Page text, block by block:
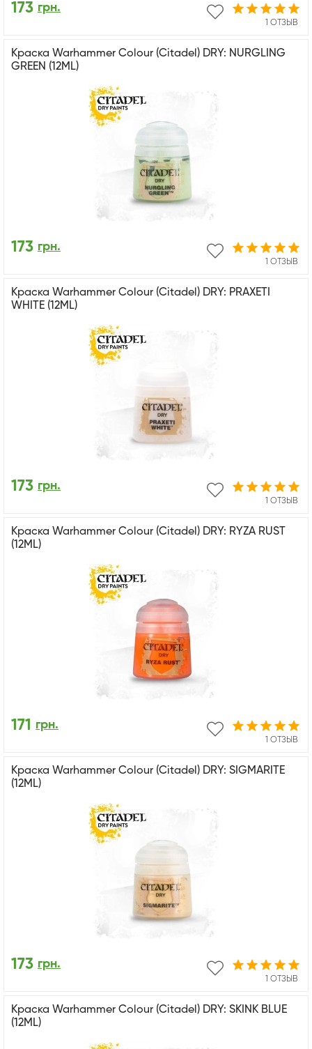
1 ОТЗЫВ
173 грн.
Краска Warhammer Colour (Citadel) DRY: NURGLING
GREEN (12ML)
1 ОТЗЫВ
173 грн.
Краска Warhammer Colour (Citadel) DRY: PRAXETI
WHITE (12ML)
1 ОТЗЫВ
173 грн.
Краска Warhammer Colour (Citadel) DRY: RYZA RUST
(12ML)
1 ОТЗЫВ
171 грн.
Краска Warhammer Colour (Citadel) DRY: SIGMARITE
(12ML)
1 ОТЗЫВ
173 грн.
Краска Warhammer Colour (Citadel) DRY: SKINK BLUE
(12ML)